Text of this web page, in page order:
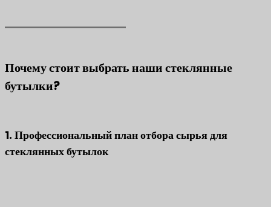
Почему стоит выбрать наши стеклянные
бутылки?
1. Профессиональный план отбора сырья для
стеклянных бутылок